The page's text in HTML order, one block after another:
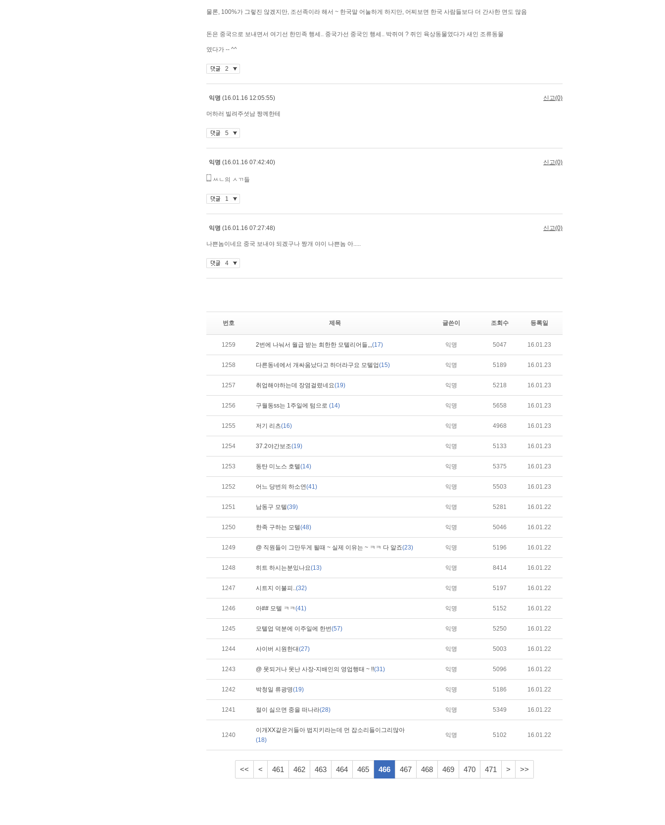
번호 제목 글쓴이 조회수 등록일
1259 2번에 나눠서 월급 받는 희한한 모텔리어들,,,(17) 익명 5047 16.01.23
1258 다른동네에서 개싸움났다고 하더라구요 모텔업(15) 익명 5189 16.01.23
1257 취업해야하는데 장염걸렸네요(19) 익명 5218 16.01.23
1256 구월동ss는 1주일에 텀으로 (14) 익명 5658 16.01.23
1255 저기 리츠(16) 익명 4968 16.01.23
1254 37.2야간보조(19) 익명 5133 16.01.23
1253 동탄 미노스 호텔(14) 익명 5375 16.01.23
1252 어느 당번의 하소연(41) 익명 5503 16.01.23
1251 남동구 모텔(39) 익명 5281 16.01.22
1250 한족 구하는 모텔(48) 익명 5046 16.01.22
1249 @ 직원들이 그만두게 될때 ~ 실제 이유는 ~ ㅋㅋ 다 알죠(23) 익명 5196 16.01.22
1248 히트 하시는분있나요(13) 익명 8414 16.01.22
1247 시트지 이불피..(32) 익명 5197 16.01.22
1246 아## 모텔 ㅋㅋ(41) 익명 5152 16.01.22
1245 모텔업 덕분에 이주일에 한번(57) 익명 5250 16.01.22
1244 사이버 시원한대(27) 익명 5003 16.01.22
1243 @ 못되거나 못난 사장-지배인의 영업행태 ~ !!(31) 익명 5096 16.01.22
1242 박청일 류광명(19) 익명 5186 16.01.22
1241 절이 싫으면 중을 떠나라(28) 익명 5349 16.01.22
1240
이개XX같은거들아 법지키라는데 먼 잡소리들이그리많아
(18)
익명 5102 16.01.22
<< < 461 462 463 464 465 466 467 468 469 470 471 > >>